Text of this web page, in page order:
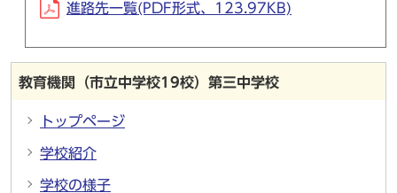
進路先一覧(PDF形式、123.97KB)
教育機関（市立中学校19校）第三中学校
トップページ
学校紹介
学校の様子